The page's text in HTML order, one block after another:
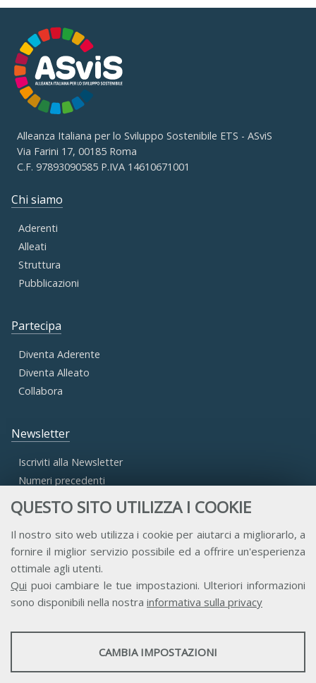
QUESTO SITO UTILIZZA I COOKIE
Il nostro sito web utilizza i cookie per aiutarci a migliorarlo, a
fornire il miglior servizio possibile ed a offrire un'esperienza
ottimale agli utenti.
Qui puoi cambiare le tue impostazioni. Ulteriori informazioni
sono disponibili nella nostra informativa sulla privacy
STATISTICHE
CAMBIA IMPOSTAZIONI
Alleanza Italiana per lo Sviluppo Sostenibile ETS - ASviS
Via Farini 17, 00185 Roma
C.F. 97893090585 P.IVA 14610671001
Chi siamo
Aderenti
Alleati
Struttura
Pubblicazioni
Partecipa
Diventa Aderente
Diventa Alleato
Collabora
Newsletter
Iscriviti alla Newsletter
Numeri precedenti
Accesso Aderenti
Accesso Consulta
Accesso Team